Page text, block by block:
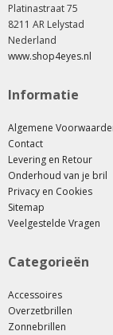
Platinastraat 75
8211 AR Lelystad
Nederland
www.shop4eyes.nl
Informatie
Algemene
Contact
Levering en Retour
Onderhoud van je bril
Privacy en Cookies
Sitemap
Veelgestelde Vragen
Categorieën
Accessoires
Overzetbrillen
Zonnebrillen